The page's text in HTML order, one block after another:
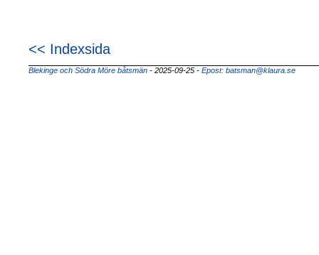
<< Indexsida
Blekinge och Södra Möre båtsmän - 2025-09-25 - Epost: batsman@klaura.se